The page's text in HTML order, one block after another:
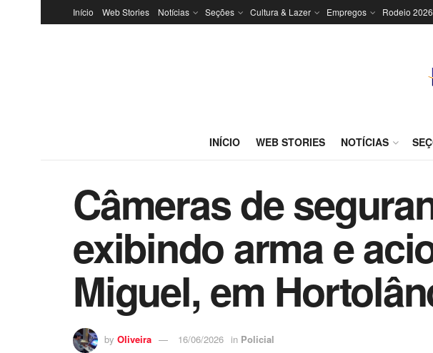
Início Web Stories Notícias Seções Cultura & Lazer Empregos Rodeio 2026
INÍCIO WEB STORIES NOTÍCIAS
Câmeras de
exibindo arma e
Miguel, em
by Oliveira 16/06/2026 in Policial